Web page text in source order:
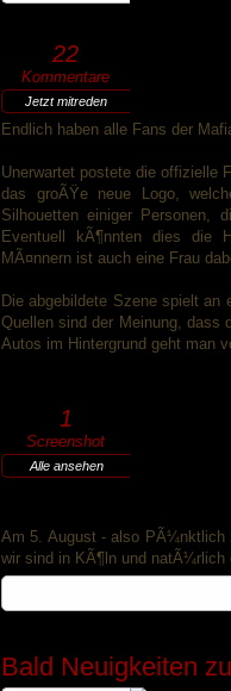
22
Kommentare
Jetzt mitreden
Endlich haben alle Fans der
Unerwartet postete die offizielle
das groÃŸe neue Logo,
Silhouetten einiger Personen,
Eventuell kÃ¶nnten dies die
MÃ¤nnern ist auch eine Frau
Die abgebildete Szene spielt an
Quellen sind der Meinung, dass
Autos im Hintergrund geht man
1
Screenshot
Alle ansehen
Am 5. August - also PÃ¼nktlich
wir sind in KÃ¶ln und natÃ¼rlich
Bald Neuigkeiten